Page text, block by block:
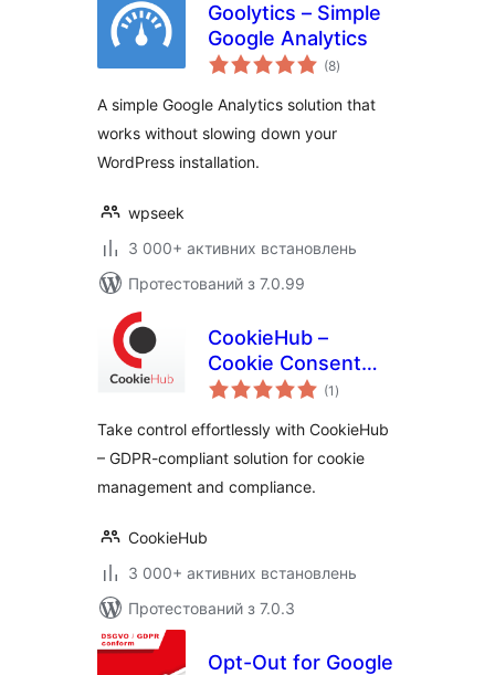
Goolytics – Simple
Google Analytics
(8загальний
рейтинг
)
A simple Google Analytics solution that
works without slowing down your
WordPress installation.
wpseek
3 000+ активних встановлень
Протестований з 7.0.99
CookieHub –
Cookie Consent
Banner (DSGVO,
GDPR compliance)
(1 загальний
рейтинг
)
Take control effortlessly with CookieHub
– GDPR-compliant solution for cookie
management and compliance.
CookieHub
3 000+ активних встановлень
Протестований з 7.0.3
Opt-Out for Google